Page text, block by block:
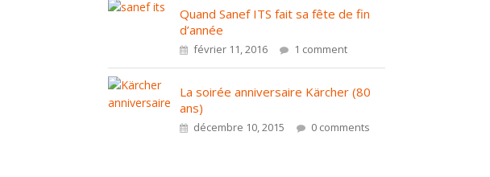
Quand Sanef ITS fait sa fête de fin
d’année
février 11, 2016 1 comment
La soirée anniversaire Kärcher (80
ans)
décembre 10, 2015 0 comments